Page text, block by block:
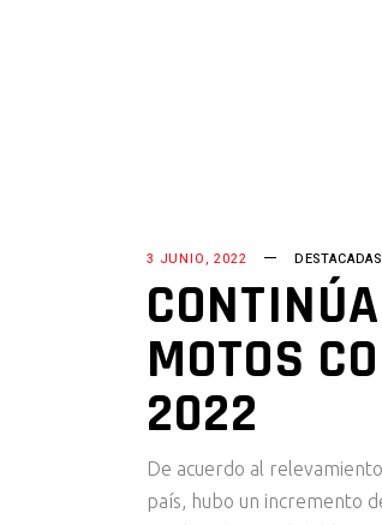
3 JUNIO, 2022 DESTACADAS
MOTOS
2022
De acuerdo al
país, hubo un incremento